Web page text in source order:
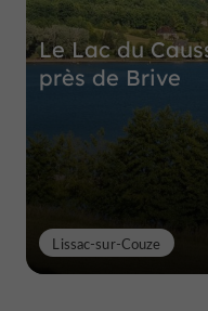
Le Lac du
près de Brive
Lissac-sur-Couze